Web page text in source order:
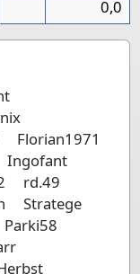
0,0
Florian1971
Ingofant
rd.49
Stratege
Parki58